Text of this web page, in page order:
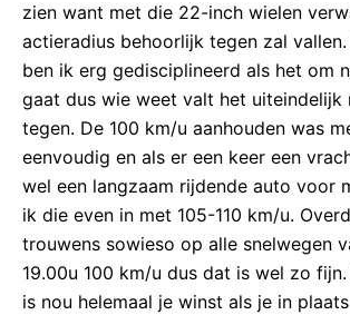
zien want met die 22-inch wielen
actieradius behoorlijk tegen zal
ben ik erg gedisciplineerd als het om
gaat dus wie weet valt het uiteindelijk
tegen. De 100 km/u aanhouden was
eenvoudig en als er een keer een
wel een langzaam rijdende auto voor
ik die even in met 105-110 km/u.
trouwens sowieso op alle snelwegen
19.00u 100 km/u dus dat is wel zo
is nou helemaal je winst als je in